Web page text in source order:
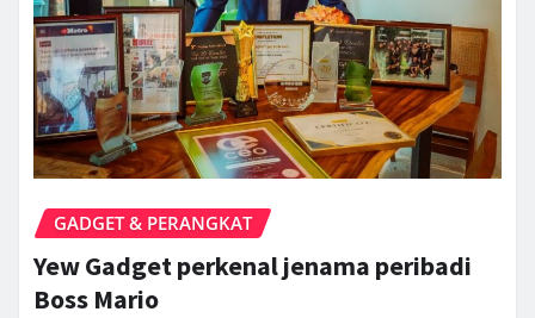
GADGET & PERANGKAT
Yew Gadget perkenal jenama peribadi
Boss Mario